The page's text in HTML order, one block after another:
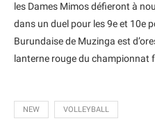
les Dames Mimos défieront à
dans un duel pour les 9e et 10e
Burundaise de Muzinga est
lanterne rouge du championnat
NEW VOLLEYBALL